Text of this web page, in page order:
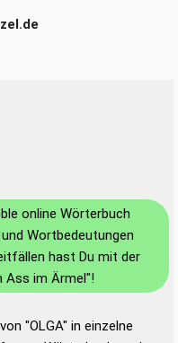
online Wörterbuch
Wortbedeutungen
hast Du mit der
Ass im Ärmel"!
"OLGA" in einzelne